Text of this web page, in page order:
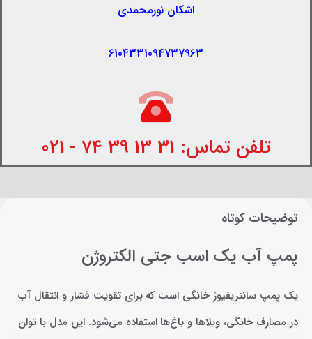
اشکان نورمحمدی
6104331094737963
تلفن تماس: 31 13 39 74 - 021
توضیحات کوتاه
پمپ آب یک اسب جتی الکتروژن
یک پمپ سانتریفیوژ خانگی است که برای تقویت فشار و انتقال آب
در مصارف خانگی، ویلاها و باغ‌ها استفاده می‌شود. این مدل با توان